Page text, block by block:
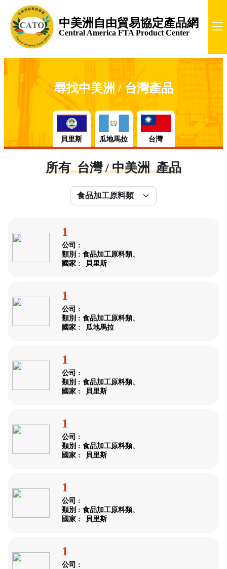
中美洲自由貿易協定產品網
Central America FTA Product Center
尋找中美洲 / 台灣產品
貝里斯 瓜地馬拉 台灣
所有 台灣 / 中美洲 產品
1
公司 :
類別 : 食品加工原料類、
國家 :
貝里斯
1
公司 :
類別 : 食品加工原料類、
國家 :
瓜地馬拉
1
公司 :
類別 : 食品加工原料類、
國家 :
貝里斯
1
公司 :
類別 : 食品加工原料類、
國家 :
貝里斯
1
公司 :
類別 : 食品加工原料類、
國家 :
貝里斯
1
公司 :